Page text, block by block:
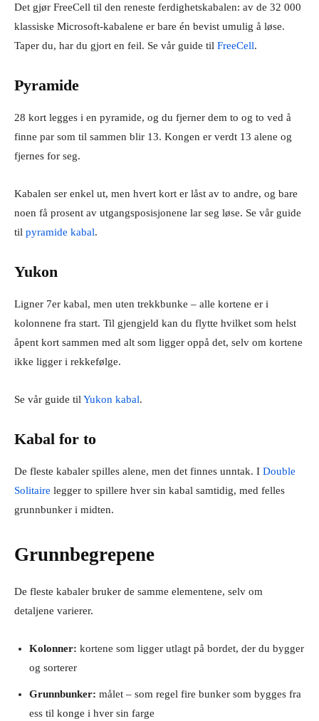
Det gjør FreeCell til den reneste ferdighetskabalen: av de 32 000
klassiske Microsoft-kabalene er bare én bevist umulig å løse.
Taper du, har du gjort en feil. Se vår guide til FreeCell.
Pyramide
28 kort legges i en pyramide, og du fjerner dem to og to ved å
finne par som til sammen blir 13. Kongen er verdt 13 alene og
fjernes for seg.
Kabalen ser enkel ut, men hvert kort er låst av to andre, og bare
noen få prosent av utgangsposisjonene lar seg løse. Se vår guide
til pyramide kabal.
Yukon
Ligner 7er kabal, men uten trekkbunke – alle kortene er i
kolonnene fra start. Til gjengjeld kan du flytte hvilket som helst
åpent kort sammen med alt som ligger oppå det, selv om kortene
ikke ligger i rekkefølge.
Se vår guide til Yukon kabal.
Kabal for to
De fleste kabaler spilles alene, men det finnes unntak. I Double
Solitaire legger to spillere hver sin kabal samtidig, med felles
grunnbunker i midten.
Grunnbegrepene
De fleste kabaler bruker de samme elementene, selv om
detaljene varierer.
Kolonner: kortene som ligger utlagt på bordet, der du bygger
og sorterer
Grunnbunker: målet – som regel fire bunker som bygges fra
ess til konge i hver sin farge